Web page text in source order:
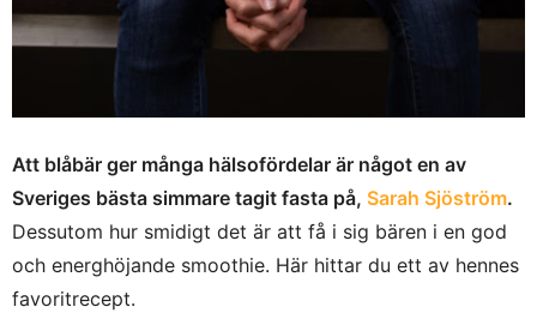
Att blåbär ger många hälsofördelar är något en av
Sveriges bästa simmare tagit fasta på, Sarah Sjöström.
Dessutom hur smidigt det är att få i sig bären i en god
och energhöjande smoothie. Här hittar du ett av hennes
favoritrecept.